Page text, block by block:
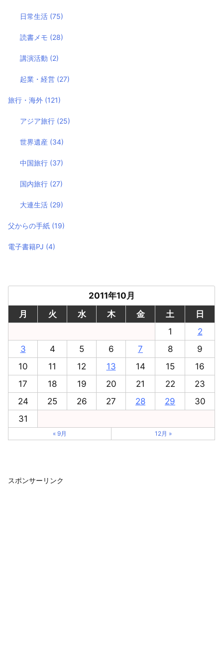
日常生活 (75)
読書メモ (28)
講演活動 (2)
起業・経営 (27)
旅行・海外 (121)
アジア旅行 (25)
世界遺産 (34)
中国旅行 (37)
国内旅行 (27)
大連生活 (29)
父からの手紙 (19)
電子書籍PJ (4)
2011年10月
月
火 水 木 金 土
日
1
2
3
4 5 6 7 8
9
10
11 12 13 14 15
16
17
18 19 20 21 22
23
24
25 26 27 28 29
30
31
« 9月 12月 »
スポンサーリンク